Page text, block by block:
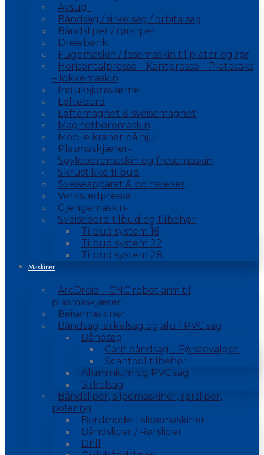
Avsug-
Båndsag / sirkelsag / orbitalsag
Båndsliper / rørsliper
Dreiebenk
Fugemaskin / fasemaskin til plater og rør
Horisontalpresse – Kantpresse – Platesaks
– lokkemaskin
Induksjonsvarme
Løftebord
Løftemagnet & sveisemagnet
Magnetboremaskin
Mobile kraner på hjul
Plasmaskjærer-
Søyleboremaskin og fresemaskin
Skrustikke tilbud
Sveiseapparat & boltsveiser
Verkstedpresse
Gjengemaskin-
Sveisebord tilbud og tilbehør
Tilbud system 16
Tilbud system 22
Tilbud system 28
Maskiner
ArcDroid – CNC robot arm til
plasmaskjærer
Beisemaskiner
Båndsag, sirkelsag og alu / PVC sag
Båndsag
Carif båndsag – Førstevalget
Scantool tilbehør
Aluminium og PVC sag
Sirkelsag
Båndsliper, slipemaskiner, rørsliper,
polering
Bordmodell slipemaskiner
Båndsliper / Rørsliper
Drill